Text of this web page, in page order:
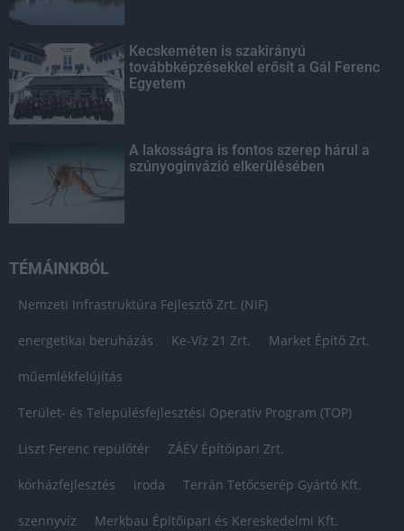
Kecskeméten is szakirányú
továbbképzésekkel erősít a Gál Ferenc
Egyetem
A lakosságra is fontos szerep hárul a
szúnyoginvázió elkerülésében
TÉMÁINKBÓL
Nemzeti Infrastruktúra Fejlesztő Zrt. (NIF)
energetikai beruházás Ke-Víz 21 Zrt. Market Építő Zrt.
műemlékfelújítás
Terület- és Településfejlesztési Operatív Program (TOP)
Liszt Ferenc repülőtér ZÁÉV Építőipari Zrt.
kórházfejlesztés iroda Terrán Tetőcserép Gyártó Kft.
szennyvíz Merkbau Építőipari és Kereskedelmi Kft.